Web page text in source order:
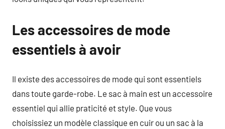
Les accessoires de mode
essentiels à avoir
Il existe des accessoires de mode qui sont essentiels
dans toute garde-robe. Le sac à main est un accessoire
essentiel qui allie praticité et style. Que vous
choisissiez un modèle classique en cuir ou un sac à la